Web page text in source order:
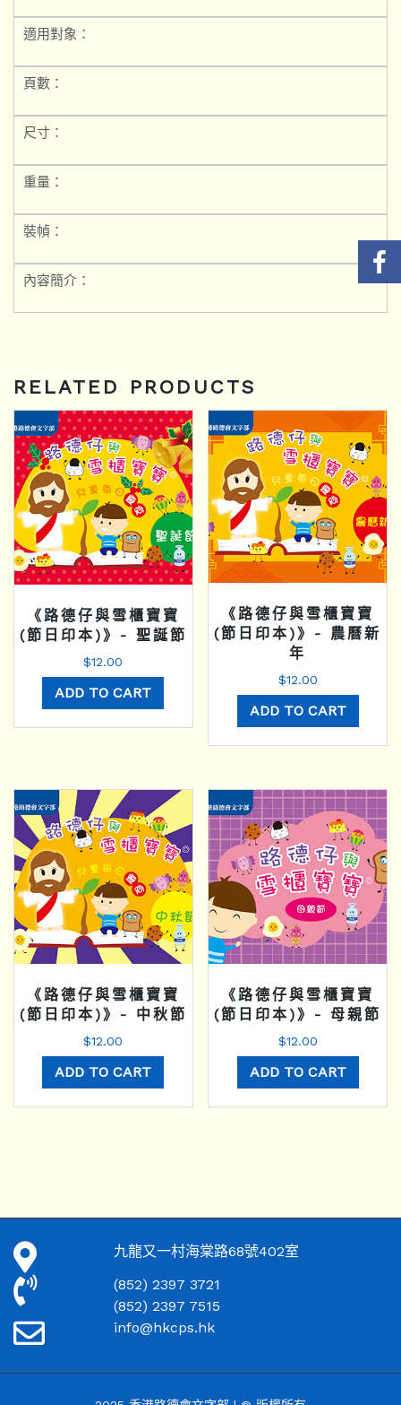
適用對象：
頁數：
尺寸：
重量：
裝幀：
內容簡介：
RELATED PRODUCTS
《路德仔與雪櫃寶寶
(節日印本)》- 聖誕節
$12.00
ADD TO CART
《路德仔與雪櫃寶寶
(節日印本)》- 農曆新
年
$12.00
ADD TO CART
《路德仔與雪櫃寶寶
(節日印本)》- 中秋節
$12.00
ADD TO CART
《路德仔與雪櫃寶寶
(節日印本)》- 母親節
$12.00
ADD TO CART
九龍又一村海棠路68號402室
(852) 2397 3721
(852) 2397 7515
info@hkcps.hk